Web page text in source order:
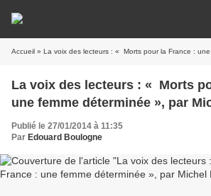
Accueil » La voix des lecteurs : « Morts pour la France : une femme
La voix des lecteurs : « Morts
une femme déterminée », par
Publié le 27/01/2014 à 11:35
Par Edouard Boulogne